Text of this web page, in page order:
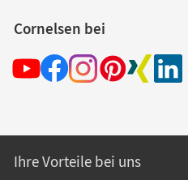
Cornelsen bei
Ihre Vorteile bei uns